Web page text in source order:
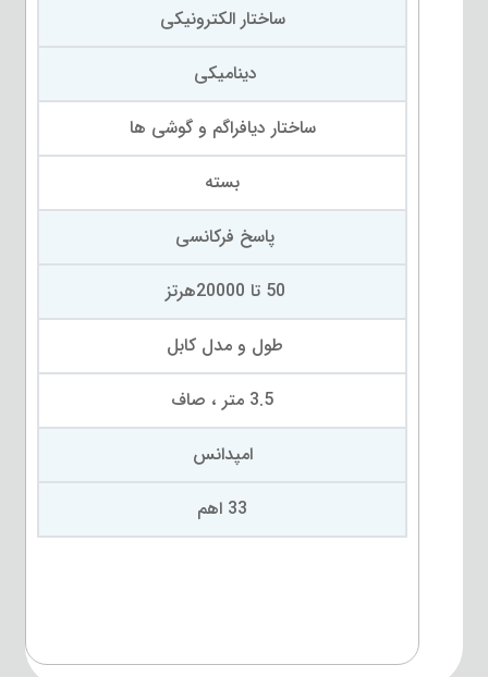
ساختار الکترونیکی
دینامیکی
ساختار دیافراگم و گوشی ها
بسته
پاسخ فرکانسی
50 تا 20000هرتز
طول و مدل کابل
3.5 متر ، صاف
امپدانس
33 اهم